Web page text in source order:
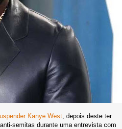
Kanye West , depois deste ter
semitas durante uma entrevista com